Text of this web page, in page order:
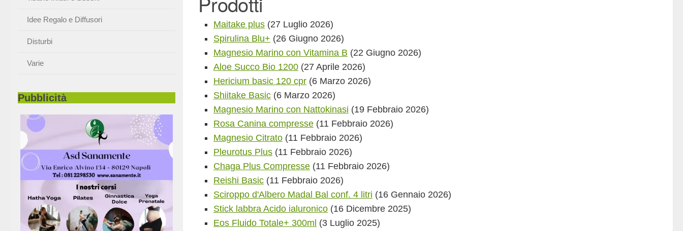
s
a
r
h
Maitake plus (27 Luglio 2026)
Spirulina Blu+ (26 Giugno 2026)
Magnesio Marino con Vitamina B (22 Giugno 2026)
Aloe Succo Bio 1200 (27 Aprile 2026)
Hericium basic 120 cpr (6 Marzo 2026)
Shiitake Basic (6 Marzo 2026)
Magnesio Marino con Nattokinasi (19 Febbraio 2026)
Rosa Canina compresse (11 Febbraio 2026)
Magnesio Citrato (11 Febbraio 2026)
Pleurotus Plus (11 Febbraio 2026)
Chaga Plus Compresse (11 Febbraio 2026)
Reishi Basic (11 Febbraio 2026)
Sciroppo d'Albero Madal Bal conf. 4 litri (16 Gennaio 2026)
Stick labbra Acido ialuronico (16 Dicembre 2025)
Eos Fluido Totale+ 300ml (3 Luglio 2025)
Idee Regalo e Diffusori
Disturbi
Varie
Pubblicità